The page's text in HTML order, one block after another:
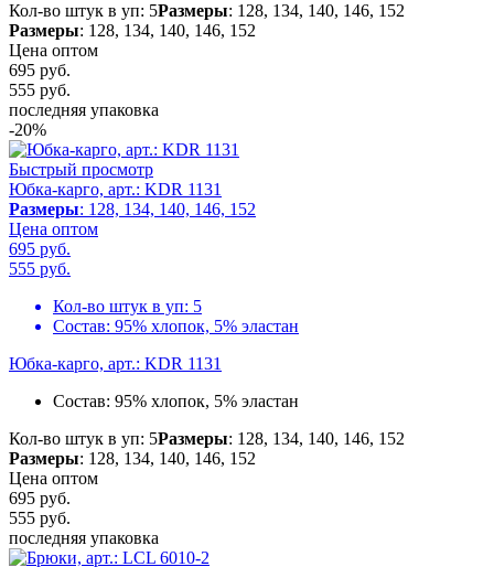
Кол-во штук в уп: 5Размеры: 128, 134, 140, 146, 152
Размеры: 128, 134, 140, 146, 152
Цена оптом
695 руб.
555 руб.
последняя упаковка
-20%
Быстрый просмотр
Юбка-карго, арт.: KDR 1131
Размеры: 128, 134, 140, 146, 152
Цена оптом
695 руб.
555 руб.
Кол-во штук в уп: 5
Состав: 95% хлопок, 5% эластан
Юбка-карго, арт.: KDR 1131
Состав: 95% хлопок, 5% эластан
Кол-во штук в уп: 5Размеры: 128, 134, 140, 146, 152
Размеры: 128, 134, 140, 146, 152
Цена оптом
695 руб.
555 руб.
последняя упаковка